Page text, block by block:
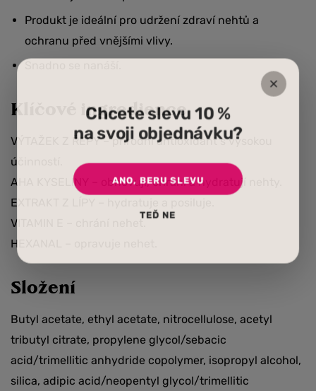
Produkt je ideální pro udržení zdraví nehtů a
ochranu před vnějšími vlivy.
Klíčové ingredience
VÝTAŽEK Z ŘEPY – přírodní antioxidant s vysokou
účinností.
AHA KYSELINY – obnovují, chrání a hydratují nehty.
EXTRAKT Z LÍPY – hydratuje a posiluje.
VITAMIN E – chrání nehet.
HEXANAL – opravuje nehet.
Složení
Butyl acetate, ethyl acetate, nitrocellulose, acetyl
tributyl citrate, propylene glycol/sebacic
acid/trimellitic anhydride copolymer, isopropyl alcohol,
silica, adipic acid/neopentyl glycol/trimellitic
Chcete slevu 10 %
na svoji objednávku?
ANO, BERU SLEVU
TEĎ NE